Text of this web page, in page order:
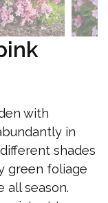
with
in
shades
green foliage
all season.